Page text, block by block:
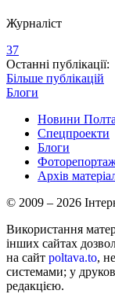
Журналіст
37
Останні публікації:
Більше публікацій
Блоги
Новини
Спецпроекти
Блоги
Архів
© 2009 – 2026
Використання
інших сайтах
на сайт poltava.to,
системами; у
редакцією.